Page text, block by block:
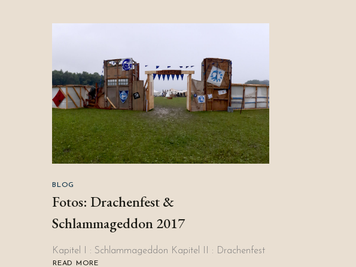
BLOG
Fotos: Drachenfest &
Schlammageddon 2017
Kapitel I : Schlammageddon Kapitel II : Drachenfest
READ MORE